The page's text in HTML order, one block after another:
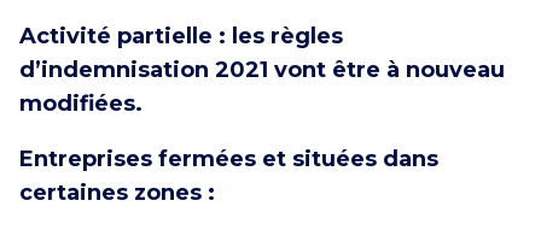
Activité partielle : les règles
d’indemnisation 2021 vont être à nouveau
modifiées.
Entreprises fermées et situées dans
certaines zones :